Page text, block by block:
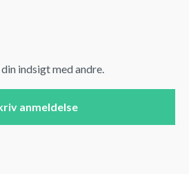
indsigt med andre.
anmeldelse